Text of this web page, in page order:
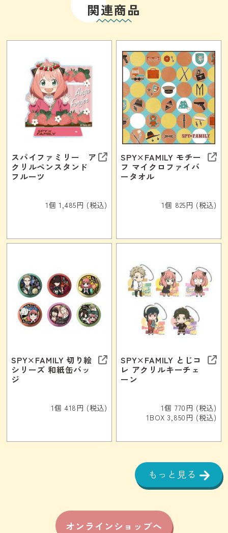
関連商品
スパイファミリー ア
クリルペンスタンド
フルーツ
1個 1,485円 (税込)
SPY×FAMILY モチー
フ マイクロファイバ
ータオル
1個 825円 (税込)
SPY×FAMILY 切り絵
シリーズ 和紙缶バッ
ジ
1個 418円 (税込)
SPY×FAMILY とじコ
レ アクリルキーチェ
ーン
1個 770円 (税込)
1BOX 3,850円 (税込)
もっと見る
オンラインショップへ